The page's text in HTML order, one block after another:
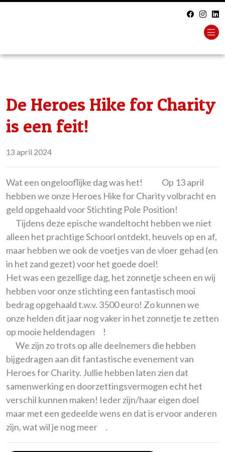
De Heroes Hike for Charity
is een feit!
13 april 2024
Wat een ongelooflijke dag was het!
Op 13 april
hebben we onze Heroes Hike for Charity volbracht en
geld opgehaald voor Stichting Pole Position!
Tijdens deze epische wandeltocht hebben we niet
alleen het prachtige Schoorl ontdekt, heuvels op en af,
maar hebben we ook de voetjes van de vloer gehad (en
in het zand gezet) voor het goede doel!
Het was een gezellige dag, het zonnetje scheen en wij
hebben voor onze stichting een fantastisch mooi
bedrag opgehaald t.w.v. 3500 euro! Zo kunnen we
onze helden dit jaar nog vaker in het zonnetje te zetten
op mooie heldendagen
!
We zijn zo trots op alle deelnemers die hebben
bijgedragen aan dit fantastische evenement van
Heroes for Charity. Jullie hebben laten zien dat
samenwerking en doorzettingsvermogen echt het
verschil kunnen maken! Ieder zijn/haar eigen doel
maar met een gedeelde wens en dat is ervoor anderen
zijn, wat wil je nog meer
.